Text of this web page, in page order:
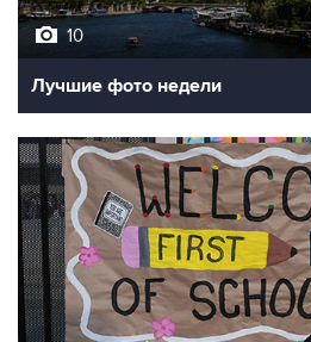
10
Лучшие фото недели